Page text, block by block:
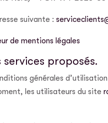
suivante :
de mentions légales
proposés.
générales
les utilisateurs du site